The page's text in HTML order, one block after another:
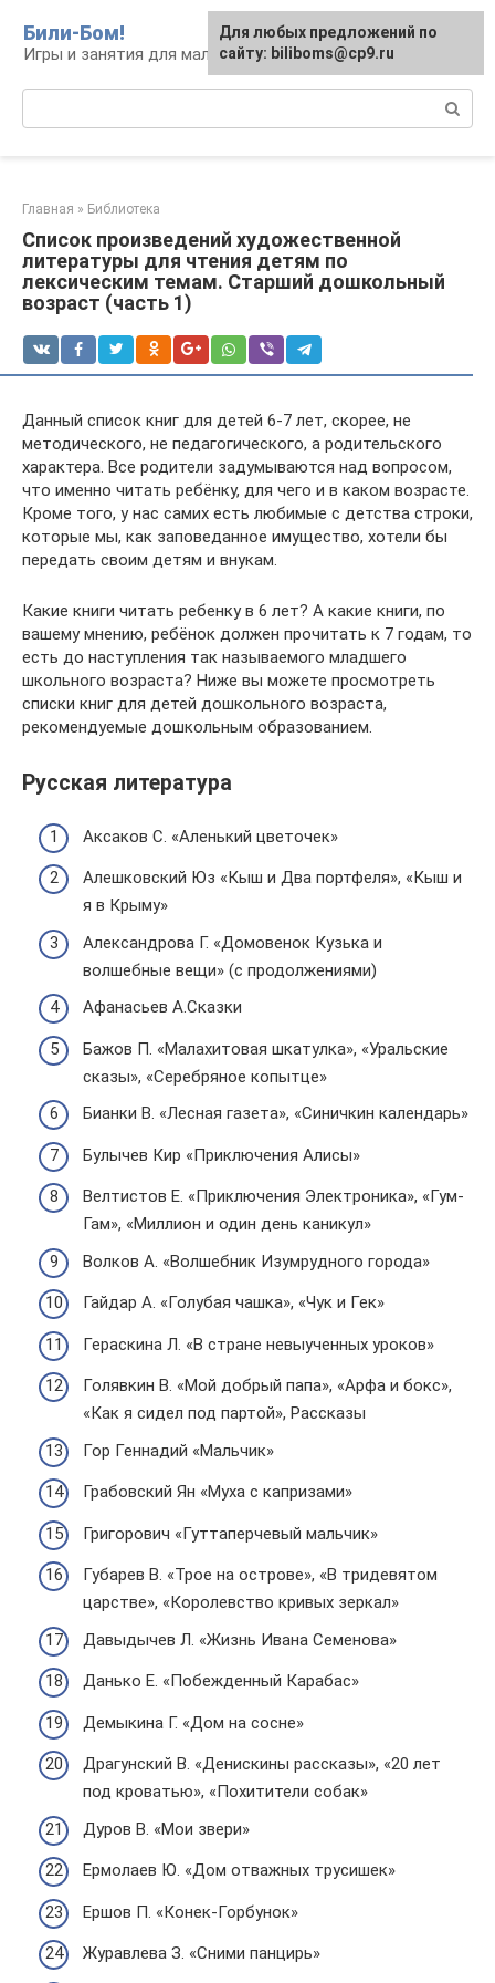
контенту
Били-Бом!
Игры и занятия для малышей и школьников
Главная » Библиотека
Список произведений художественной
литературы для чтения детям по
лексическим темам. Старший дошкольный
возраст (часть 1)
Данный список книг для детей 6-7 лет, скорее, не
методического, не педагогического, а родительского
характера. Все родители задумываются над вопросом,
что именно читать ребёнку, для чего и в каком возрасте.
Кроме того, у нас самих есть любимые с детства строки,
которые мы, как заповеданное имущество, хотели бы
передать своим детям и внукам.
Какие книги читать ребенку в 6 лет? А какие книги, по
вашему мнению, ребёнок должен прочитать к 7 годам, то
есть до наступления так называемого младшего
школьного возраста? Ниже вы можете просмотреть
списки книг для детей дошкольного возраста,
рекомендуемые дошкольным образованием.
Русская литература
Аксаков С. «Аленький цветочек»
Алешковский Юз «Кыш и Два портфеля», «Кыш и
я в Крыму»
Александрова Г. «Домовенок Кузька и
волшебные вещи» (с продолжениями)
Афанасьев А.Сказки
Бажов П. «Малахитовая шкатулка», «Уральские
сказы», «Серебряное копытце»
Бианки В. «Лесная газета», «Синичкин календарь»
Булычев Кир «Приключения Алисы»
Велтистов Е. «Приключения Электроника», «Гум-
Гам», «Миллион и один день каникул»
Волков А. «Волшебник Изумрудного города»
Гайдар А. «Голубая чашка», «Чук и Гек»
Гераскина Л. «В стране невыученных уроков»
Голявкин В. «Мой добрый папа», «Арфа и бокс»,
«Как я сидел под партой», Рассказы
Гор Геннадий «Мальчик»
Грабовский Ян «Муха с капризами»
Григорович «Гуттаперчевый мальчик»
Губарев В. «Трое на острове», «В тридевятом
царстве», «Королевство кривых зеркал»
Давыдычев Л. «Жизнь Ивана Семенова»
Данько Е. «Побежденный Карабас»
Демыкина Г. «Дом на сосне»
Драгунский В. «Денискины рассказы», «20 лет
под кроватью», «Похитители собак»
Дуров В. «Мои звери»
Ермолаев Ю. «Дом отважных трусишек»
Ершов П. «Конек-Горбунок»
Журавлева З. «Сними панцирь»
Для любых предложений по
сайту: biliboms@cp9.ru